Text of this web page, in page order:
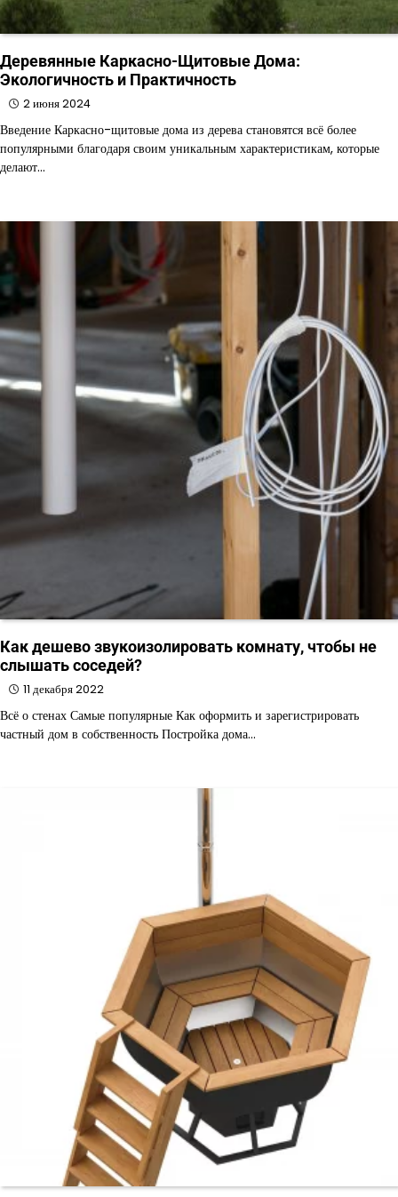
Деревянные Каркасно-Щитовые Дома:
Экологичность и Практичность
2 июня 2024
Введение Каркасно-щитовые дома из дерева становятся всё более
популярными благодаря своим уникальным характеристикам, которые
делают…
Как дешево звукоизолировать комнату, чтобы не
слышать соседей?
11 декабря 2022
Всё о стенах Самые популярные Как оформить и зарегистрировать
частный дом в собственность Постройка дома…